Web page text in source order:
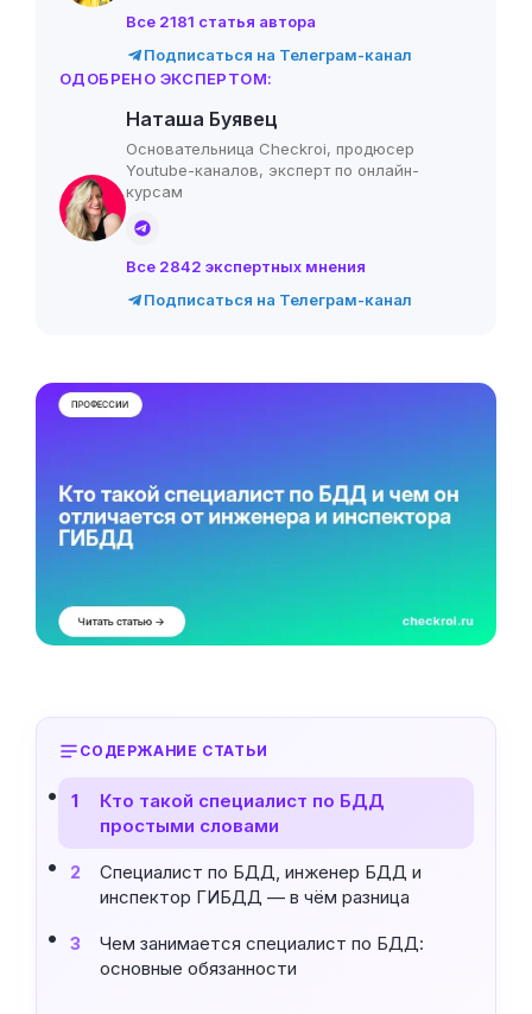
Все 2181 статья автора
Подписаться на Телеграм-канал
ОДОБРЕНО ЭКСПЕРТОМ:
Наташа Буявец
Основательница Checkroi, продюсер
Youtube-каналов, эксперт по онлайн-
курсам
Все 2842 экспертных мнения
Подписаться на Телеграм-канал
СОДЕРЖАНИЕ СТАТЬИ
1
Кто такой специалист по БДД
простыми словами
2
Специалист по БДД, инженер БДД и
инспектор ГИБДД — в чём разница
3
Чем занимается специалист по БДД:
основные обязанности